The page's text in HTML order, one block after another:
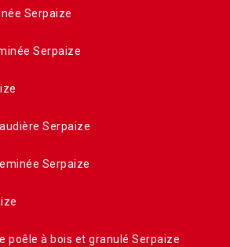
Serpaize
Serpaize
Serpaize
Serpaize
poêle à bois et granulé Serpaize